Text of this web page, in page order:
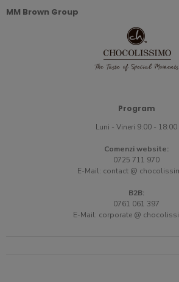
MM Brown Group
Program
Luni - Vineri 9:00 - 18:00
Comenzi website:
0725 711 970
E-Mail: contact @
B2B:
0761 061 397
E-Mail: corporate @